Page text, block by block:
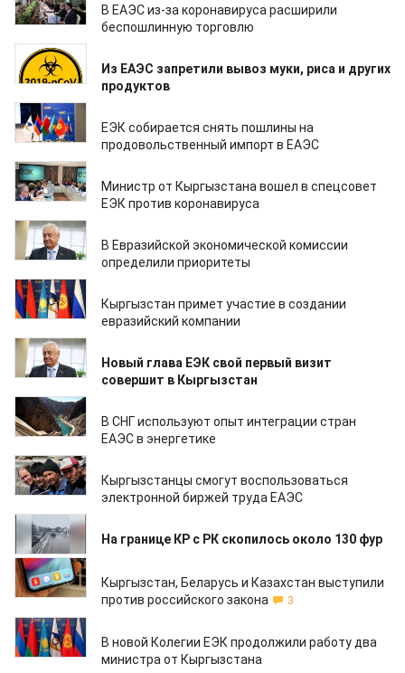
В ЕАЭС из-за коронавируса расширили
беспошлинную торговлю
01.04.2020
Из ЕАЭС запретили вывоз муки, риса и других
продуктов
27.03.2020
ЕЭК собирается снять пошлины на
продовольственный импорт в ЕАЭС
22.03.2020
Министр от Кыргызстана вошел в спецсовет
ЕЭК против коронавируса
10.02.2020
В Евразийской экономической комиссии
определили приоритеты
07.02.2020
Кыргызстан примет участие в создании
евразийский компании
03.02.2020
Новый глава ЕЭК свой первый визит
совершит в Кыргызстан
03.02.2020
В СНГ используют опыт интеграции стран
ЕАЭС в энергетике
23.01.2020
Кыргызстанцы смогут воспользоваться
электронной биржей труда ЕАЭС
14.01.2020
На границе КР с РК скопилось около 130 фур
23.12.2019
Кыргызстан, Беларусь и Казахстан выступили
против российского закона
3
21.12.2019
В новой Колегии ЕЭК продолжили работу два
министра от Кыргызстана